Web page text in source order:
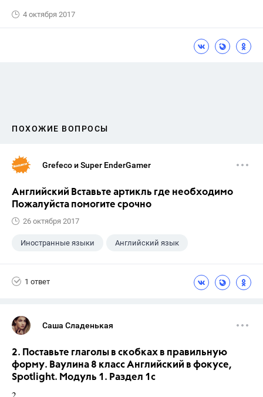
4 октября 2017
ПОХОЖИЕ ВОПРОСЫ
Grefeco и Super EnderGamer
Английский Вставьте артикль где необходимо
Пожалуйста помогите срочно
26 октября 2017
Иностранные языки Английский язык
1 ответ
Саша Сладенькая
2. Поставьте глаголы в скобках в правиль­ную
форму. Ваулина 8 класс Английский в фокусе,
Spotlight. Модуль 1. Раздел 1с
2.